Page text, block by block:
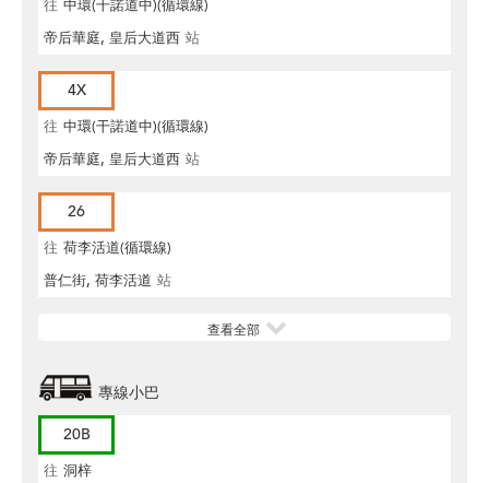
往 中環(干諾道中)(循環線)
帝后華庭, 皇后大道西 站
4X
往 中環(干諾道中)(循環線)
帝后華庭, 皇后大道西 站
26
往 荷李活道(循環線)
普仁街, 荷李活道 站
查看全部
專線小巴
20B
往 洞梓